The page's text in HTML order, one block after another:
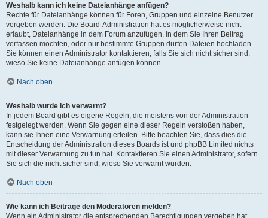
Weshalb kann ich keine Dateianhänge anfügen?
Rechte für Dateianhänge können für Foren, Gruppen und einzelne Benutzer
vergeben werden. Die Board-Administration hat es möglicherweise nicht
erlaubt, Dateianhänge in dem Forum anzufügen, in dem Sie Ihren Beitrag
verfassen möchten, oder nur bestimmte Gruppen dürfen Dateien hochladen.
Sie können einen Administrator kontaktieren, falls Sie sich nicht sicher sind,
wieso Sie keine Dateianhänge anfügen können.
Nach oben
Weshalb wurde ich verwarnt?
In jedem Board gibt es eigene Regeln, die meistens von der Administration
festgelegt werden. Wenn Sie gegen eine dieser Regeln verstoßen haben,
kann sie Ihnen eine Verwarnung erteilen. Bitte beachten Sie, dass dies die
Entscheidung der Administration dieses Boards ist und phpBB Limited nichts
mit dieser Verwarnung zu tun hat. Kontaktieren Sie einen Administrator, sofern
Sie sich die nicht sicher sind, wieso Sie verwarnt wurden.
Nach oben
Wie kann ich Beiträge den Moderatoren melden?
Wenn ein Administrator die entsprechenden Berechtigungen vergeben hat,